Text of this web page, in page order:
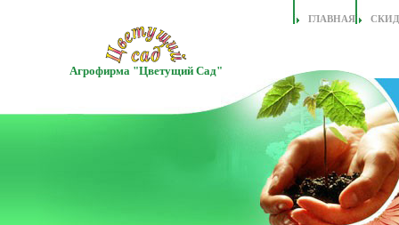
Агрофирма "Цветущий Сад"
ГЛАВНАЯ